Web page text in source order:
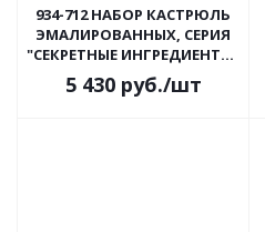
934-712 НАБОР КАСТРЮЛЬ
ЭМАЛИРОВАННЫХ, СЕРИЯ
"СЕКРЕТНЫЕ ИНГРЕДИЕНТЫ"
2,5 Л
5 430руб./шт